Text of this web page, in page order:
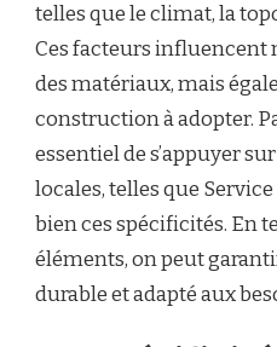
telles que le climat, la
Ces facteurs influencent
des matériaux, mais
construction à adopter.
essentiel de s’appuyer
locales, telles que
bien ces spécificités. En
éléments, on peut
durable et adapté aux